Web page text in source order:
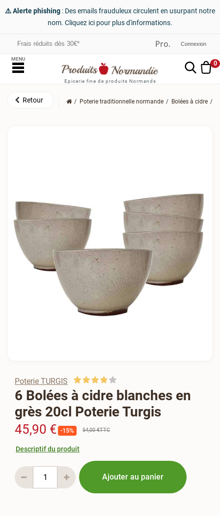
⚠️ Alerte phishing : Des emails frauduleux circulent en usurpant notre
nom. Cliquez ici pour plus d'informations.
Frais réduits dès 30€* Connexion
Epicerie fine de produits Normands
0
MENU
Poterie traditionnelle normande Bolées à cidre
Poterie TURGIS
6 Bolées à cidre blanches en
grès 20cl Poterie Turgis
45,90 € -15% 54,00 €TTC
Descriptif du produit
Ajouter au panier